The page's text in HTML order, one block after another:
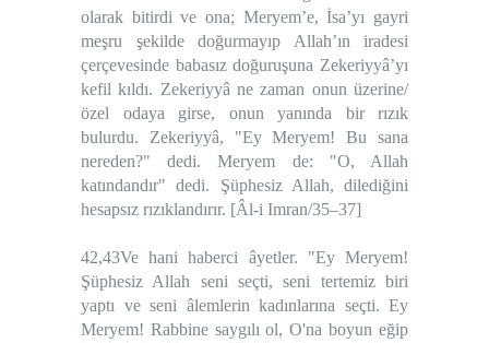
olarak bitirdi ve ona; Meryem’e, İsa’yı gayri
meşru şekilde doğurmayıp Allah’ın iradesi
çerçevesinde babasız doğuruşuna Zekeriyyâ’yı
kefil kıldı. Zekeriyyâ ne zaman onun üzerine/
özel odaya girse, onun yanında bir rızık
bulurdu. Zekeriyyâ, "Ey Meryem! Bu sana
nereden?" dedi. Meryem de: "O, Allah
katındandır" dedi. Şüphesiz Allah, dilediğini
hesapsız rızıklandırır. [Âl-i Imran/35–37]
42,43Ve hani haberci âyetler. "Ey Meryem!
Şüphesiz Allah seni seçti, seni tertemiz biri
yaptı ve seni âlemlerin kadınlarına seçti. Ey
Meryem! Rabbine saygılı ol, O'na boyun eğip